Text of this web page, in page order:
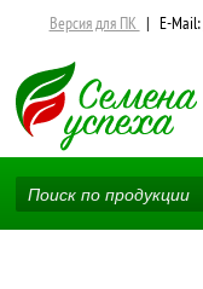
Версия для ПК | E-Mail: